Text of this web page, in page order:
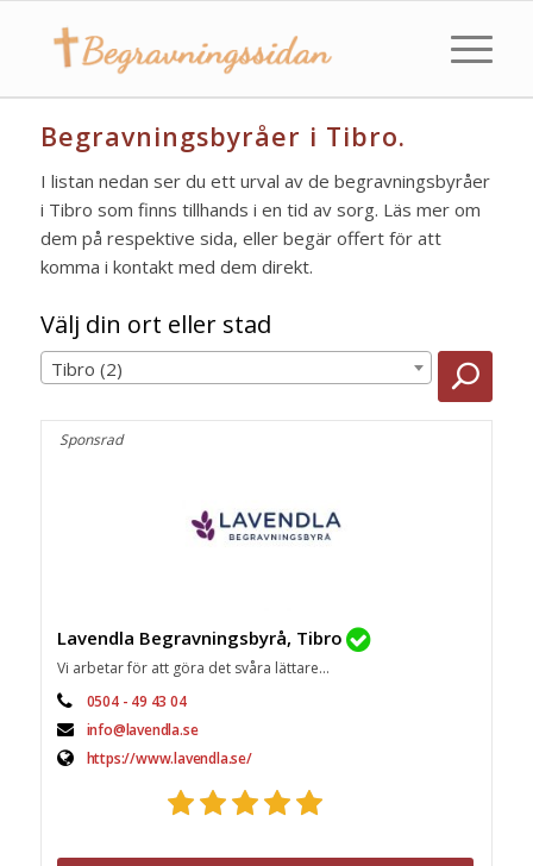
Begravningsbyråer i Tibro.
I listan nedan ser du ett urval av de begravningsbyråer
i Tibro som finns tillhands i en tid av sorg. Läs mer om
dem på respektive sida, eller begär offert för att
komma i kontakt med dem direkt.
Välj din ort eller stad
Tibro (2)
Sponsrad
Lavendla Begravningsbyrå, Tibro
Vi arbetar för att göra det svåra lättare...
0504 - 49 43 04
info@lavendla.se
https://www.lavendla.se/